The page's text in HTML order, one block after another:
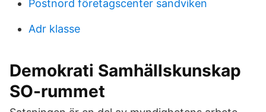
Postnord företagscenter sandviken
Adr klasse
Demokrati Samhällskunskap
SO-rummet